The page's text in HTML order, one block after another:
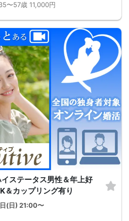
〜57歳 11,000円
ステータス男性＆年上好
＆カップリング有り
(日) 21:00〜